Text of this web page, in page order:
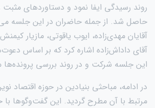
روند رسیدگی ایفا نمود و دستاوردهای
حاصل شد. از جمله حاضران در این جلسه
آقایان مهدی‌زاده، ایوب یاقوتی، مازیار
آقای داداش‌زاده اشاره کرد که بر اساس
این جلسه شرکت و در روند بررسی پرونده‌ها
در ادامه، مباحثی بنیادین در حوزه اقتصاد
مرتبط با آن مطرح گردید. این گفت‌وگوها با